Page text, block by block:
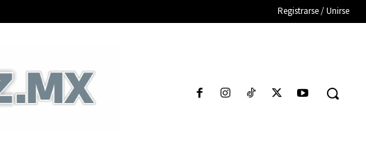
Registrarse / Unirse